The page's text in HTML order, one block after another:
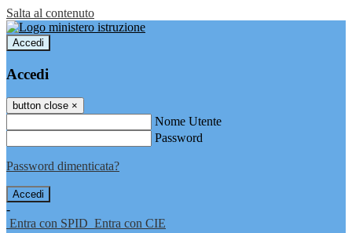
Salta al contenuto
Accedi
Accedi
button close ×
Nome Utente
Password
Password dimenticata?
-
Entra con SPID Entra con CIE